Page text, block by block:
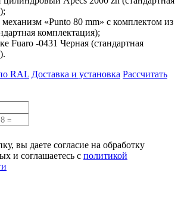
«Punto 80 mm» с комплектом из
комплектация);
Fuaro -0431 Черная (стандартная
RAL Доставка и установка Рассчитать
вы даете согласие на обработку
и соглашаетесь с политикой